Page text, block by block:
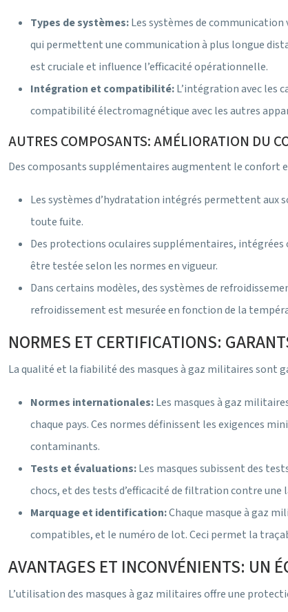
Types de systèmes:Les systèmes de
qui permettent une communication à plus longue
est cruciale et influence l’efficacité opérationnelle.
Intégration et compatibilité:L’intégration avec les
compatibilité électromagnétique avec les autres
AUTRES COMPOSANTS: AMÉLIORATION DU
Des composants supplémentaires augmentent le confort
Les systèmes d’hydratation intégrés permettent aux
toute fuite.
Des protections oculaires supplémentaires,
être testée selon les normes en vigueur.
Dans certains modèles, des systèmes de
refroidissement est mesurée en fonction de la
NORMES ET CERTIFICATIONS:
La qualité et la fiabilité des masques à gaz militaires sont
Normes internationales:Les masques à gaz
chaque pays. Ces normes définissent les exigences
contaminants.
Tests et évaluations:Les masques subissent des
chocs, et des tests d’efficacité de filtration contre
Marquage et identification:Chaque masque à gaz
compatibles, et le numéro de lot. Ceci permet la
AVANTAGES ET INCONVÉNIENTS: UN
L’utilisation des masques à gaz militaires offre une